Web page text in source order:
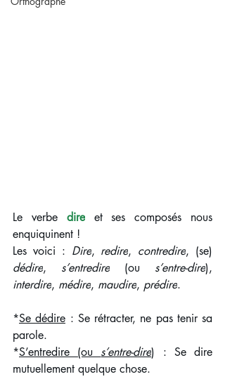
Le verbe dire et ses composés nous
enquiquinent !
Les voici : Dire, redire, contredire
dédire, s’entredire (ou s’entre-dire
interdire, médire, maudire, prédire.
*Se dédire : Se rétracter, ne pas tenir sa
parole.
*S’entredire (ou s’entre-dire)
: Se dire
mutuellement quelque chose.